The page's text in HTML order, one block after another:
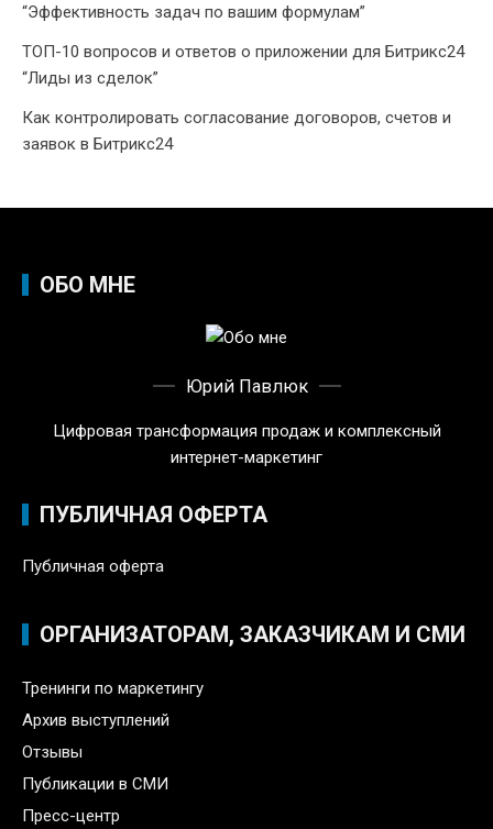
“Эффективность задач по вашим формулам”
ТОП-10 вопросов и ответов о приложении для Битрикс24
“Лиды из сделок”
Как контролировать согласование договоров, счетов и
заявок в Битрикс24
ОБО МНЕ
Юрий Павлюк
Цифровая трансформация продаж и комплексный
интернет-маркетинг
ПУБЛИЧНАЯ ОФЕРТА
Публичная оферта
ОРГАНИЗАТОРАМ, ЗАКАЗЧИКАМ И СМИ
Тренинги по маркетингу
Архив выступлений
Отзывы
Публикации в СМИ
Пресс-центр